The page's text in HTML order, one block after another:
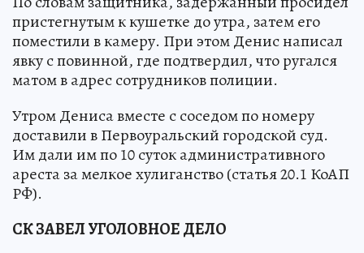
пристегнутым к кушетке до утра, затем его
поместили в камеру. При этом Денис написал
явку с повинной, где подтвердил, что ругался
матом в адрес сотрудников полиции.
Утром Дениса вместе с соседом по номеру
доставили в Первоуральский городской суд.
Им дали им по 10 суток административного
ареста за мелкое хулиганство (статья 20.1 КоАП
РФ).
СК ЗАВЕЛ УГОЛОВНОЕ ДЕЛО